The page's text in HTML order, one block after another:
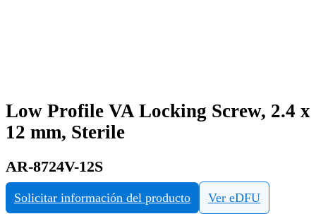
Low Profile VA Locking Screw, 2.4 x
12 mm, Sterile
AR-8724V-12S
Solicitar información del producto Ver eDFU